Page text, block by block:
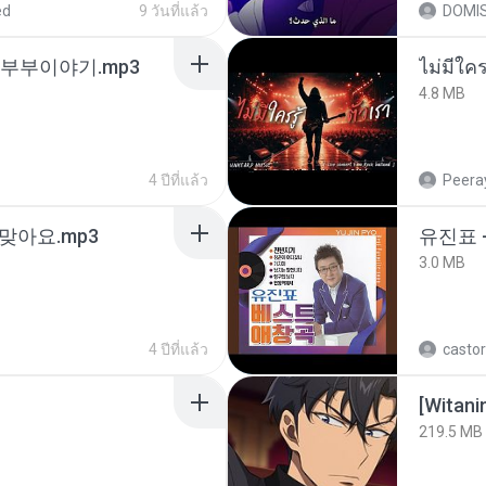
9 วันที่แล้ว
부이야기.mp3
4 ปีที่แล้ว
4.8 MB
아요.mp3
4 ปีที่แล้ว
유진표
3.0 MB
219.5 MB